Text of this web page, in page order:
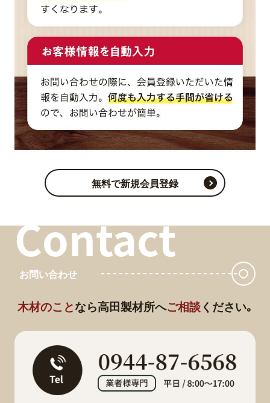
無料で新規会員登録
Contact
お問い合わせ
木材のことなら高田製材所へご相談ください｡